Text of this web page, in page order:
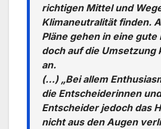
richtigen Mittel und
Klimaneutralität finden.
Pläne gehen in eine gute
doch auf die Umsetzung
an.
(…) „Bei allem
die Entscheiderinnen und
Entscheider jedoch das
nicht aus den Augen